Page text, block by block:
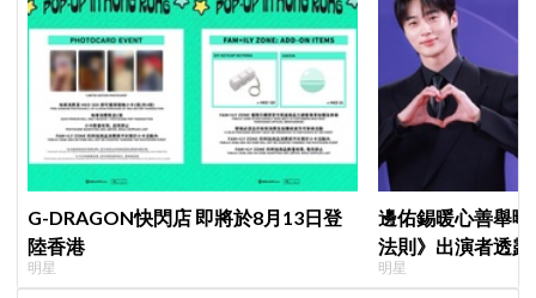
G-DRAGON快閃店 即將於8月13日登
陸香港
明星
邊佑錫暖心善舉
法則》出演者透
患者順利完成治療
明星